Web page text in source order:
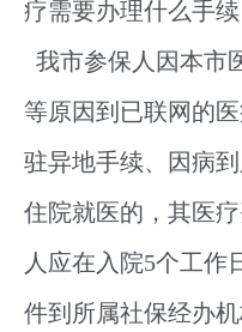
疗需要办理什么手续
我市参保人因本市
等原因到已联网的
驻异地手续、因病
住院就医的，其医
人应在入院5个工作
件到所属社保经办